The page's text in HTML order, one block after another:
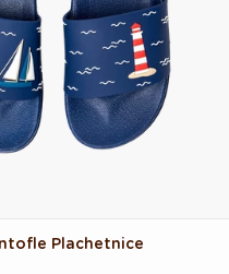
Plachetnice